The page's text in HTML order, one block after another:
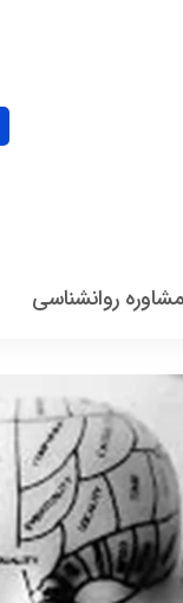
مشاوره روانشناسی